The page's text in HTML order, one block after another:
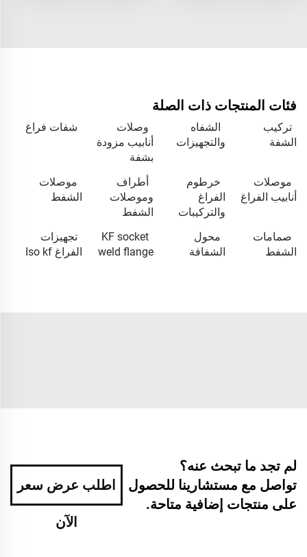
فئات المنتجات ذات الصلة
تركيب
الشفة
الشفاه
والتجهيزات
وصلات
أنابيب مزودة
بشفة
شفات فراغ
موصلات
أنابيب الفراغ
خرطوم
الفراغ
والتركيبات
أطراف
وموصلات
الشفط
موصلات
الشفط
صمامات
الشفط
محول
الشفافة
KF socket
weld flange
تجهيزات
الفراغ Iso kf
لم تجد ما تبحث عنه؟
تواصل مع مستشارينا للحصول
على منتجات إضافية متاحة.
اطلب عرض سعر
الآن